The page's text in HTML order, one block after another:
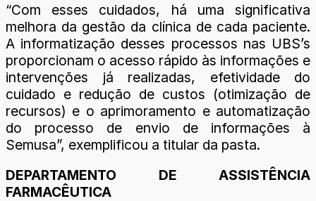
“Com esses cuidados, há uma significativa
melhora da gestão da clínica de cada paciente.
A informatização desses processos nas UBS’s
proporcionam o acesso rápido às informações e
intervenções já realizadas, efetividade do
cuidado e redução de custos (otimização de
recursos) e o aprimoramento e automatização
do processo de envio de informações à
Semusa”, exemplificou a titular da pasta.
DEPARTAMENTO DE ASSISTÊNCIA
FARMACÊUTICA